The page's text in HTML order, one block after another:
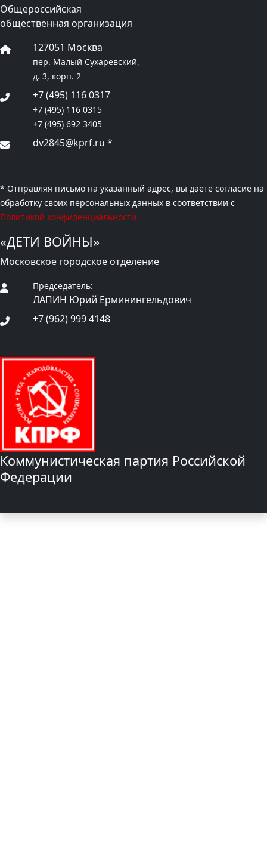
Общероссийская
общественная организация
127051 Москва
пер. Малый Сухаревский,
д. 3, корп. 2
+7 (495) 116 0317
+7 (495) 116 0315
+7 (495) 692 3405
dv2845@kprf.ru *
* Отправляя письмо на указанный адрес, вы даете согласие на
обработку своих персональных данных в соответствии с
Политикой конфиденциальности
«ДЕТИ ВОЙНЫ»
Московское городское отделение
Председатель:
ЛАПИН Юрий Ерминингельдович
+7 (962) 999 4148
Коммунистическая партия Российской
Федерации